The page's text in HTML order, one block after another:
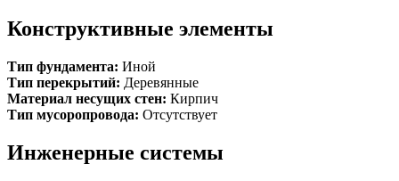
Конструктивные элементы
Тип фундамента: Иной
Тип перекрытий: Деревянные
Материал несущих стен: Кирпич
Тип мусоропровода: Отсутствует
Инженерные системы